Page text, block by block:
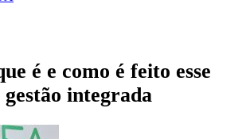
é e como é feito esse
gestão integrada